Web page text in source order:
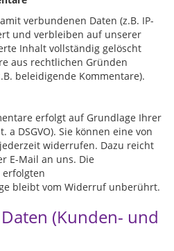
verbundenen Daten (z.B. IP-
und verbleiben auf unserer
Inhalt vollständig gelöscht
aus rechtlichen Gründen
beleidigende Kommentare).
erfolgt auf Grundlage Ihrer
a DSGVO). Sie können eine von
widerrufen. Dazu reicht
E-Mail an uns. Die
erfolgten
bleibt vom Widerruf unberührt.
(Kunden- und